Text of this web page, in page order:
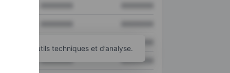
XXXXXXX XXXXXXX
d’autres outils techniques et d’analyse.